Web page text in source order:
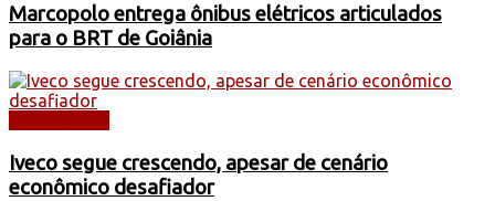
Marcopolo entrega ônibus elétricos articulados
para o BRT de Goiânia
Iveco segue crescendo, apesar de cenário
econômico desafiador